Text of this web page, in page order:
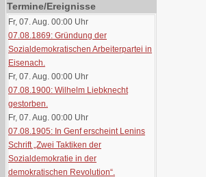
Termine/Ereignisse
Fr, 07. Aug. 00:00 Uhr
07.08.1869: Gründung der
Sozialdemokratischen Arbeiterpartei in
Eisenach.
Fr, 07. Aug. 00:00 Uhr
07.08.1900: Wilhelm Liebknecht
gestorben.
Fr, 07. Aug. 00:00 Uhr
07.08.1905: In Genf erscheint Lenins
Schrift „Zwei Taktiken der
Sozialdemokratie in der
demokratischen Revolution“.